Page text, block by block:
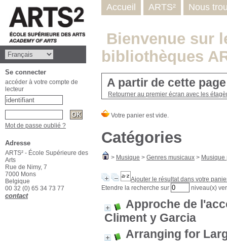
Bienvenue sur
bibliothèques
A partir de cette
Retourner au premier écran avec les
Catégories
> Musique > Genres musicaux >
Ajouter le résultat dans votre
Etendre la recherche sur
niveau(x)
Approche de
Climent y Garcia
Arranging for
Accueil ARTS² Nous
Se connecter
accéder à votre compte de
lecteur
Mot de passe oublié ?
Adresse
ARTS² - École Supérieure des
Arts
Rue de Nimy, 7
7000 Mons
Belgique
00 32 (0) 65 34 73 77
contact